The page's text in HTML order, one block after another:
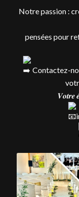
Notre passion :
pensées pour
Contactez-
𝑽𝒐𝒕𝒓𝒆